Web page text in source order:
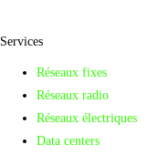
Services
Réseaux fixes
Réseaux radio
Réseaux électriques
Data centers